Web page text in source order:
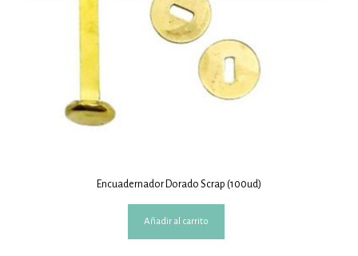
Encuadernador Dorado Scrap (100ud)
Añadir al carrito